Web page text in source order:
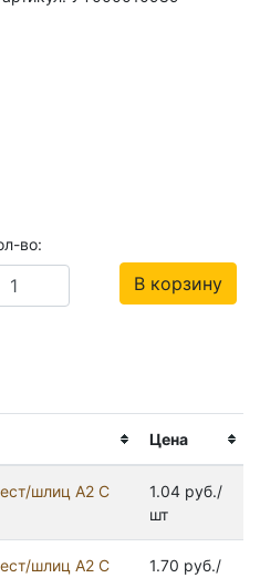
Цена
шлиц А2 С
1.04 руб./
шт
шлиц А2 С
1.70 руб./
во:
В корзину